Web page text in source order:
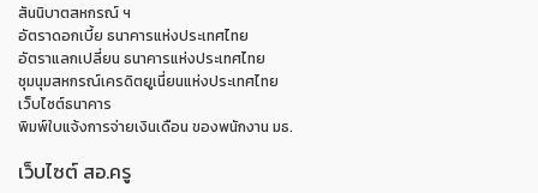
สันนิบาตสหกรณ์ ฯ
อัตราดอกเบี้ย ธนาคารแห่งประเทศไทย
อัตราแลกเปลี่ยน ธนาคารแห่งประเทศไทย
ชุมนุมสหกรณ์เครดิตยูเนี่ยนแห่งประเทศไทย
เว็บไซต์ธนาคาร
พิมพ์ใบแจ้งการจ่ายเงินเดือน ของพนักงาน มธ.
เว็บไซต์ สอ.ครู